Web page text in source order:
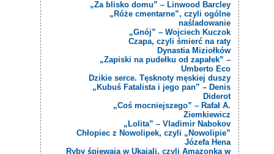
„Za blisko domu” – Linwood Barcley
„Róże cmentarne”, czyli ogólne
naśladowanie
„Gnój” – Wojciech Kuczok
Czapa, czyli śmierć na raty
Dynastia Miziołków
„Zapiski na pudełku od zapałek” –
Umberto Eco
Dzikie serce. Tęsknoty męskiej duszy
„Kubuś Fatalista i jego pan” – Denis
Diderot
„Coś mocniejszego” – Rafał A.
Ziemkiewicz
„Lolita” – Vladimir Nabokov
Chłopiec z Nowolipek, czyli „Nowolipie”
Józefa Hena
Ryby śpiewają w Ukajali, czyli Amazonka w